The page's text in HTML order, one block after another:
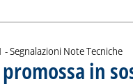
- Segnalazioni Note Tecniche
in